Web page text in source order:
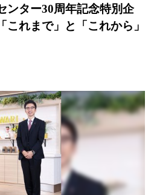
ンター30周年記念特別企
これまで」と「これから」